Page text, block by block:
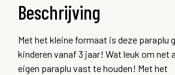
Beschrijving
Met het kleine formaat is deze paraplu
kinderen vanaf 3 jaar! Wat leuk om net
eigen paraplu vast te houden! Met het